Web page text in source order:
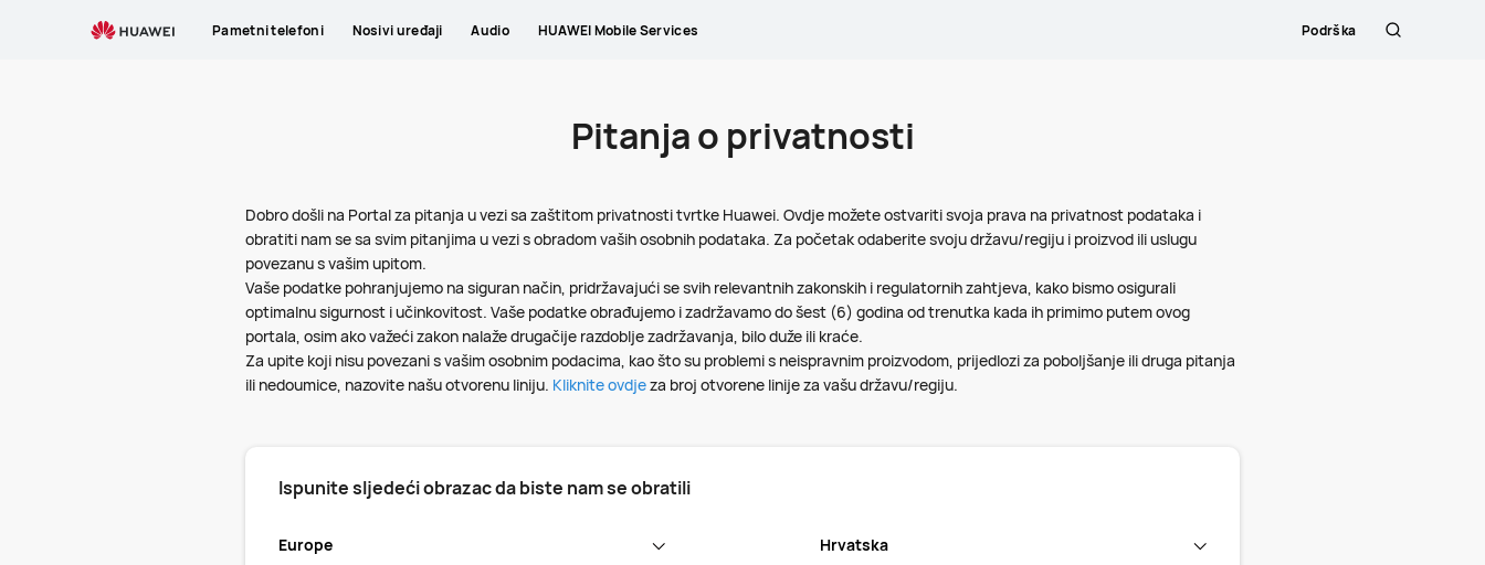
Pametni telefoni Nosivi uređaji Audio HUAWEI Mobile Services Podrška
Pitanja o privatnosti
Dobro došli na Portal za pitanja u vezi sa zaštitom privatnosti tvrtke Huawei. Ovdje možete ostvariti svoja prava na privatnost podataka i
obratiti nam se sa svim pitanjima u vezi s obradom vaših osobnih podataka. Za početak odaberite svoju državu/regiju i proizvod ili uslugu
povezanu s vašim upitom.
Vaše podatke pohranjujemo na siguran način, pridržavajući se svih relevantnih zakonskih i regulatornih zahtjeva, kako bismo osigurali
optimalnu sigurnost i učinkovitost. Vaše podatke obrađujemo i zadržavamo do šest (6) godina od trenutka kada ih primimo putem ovog
portala, osim ako važeći zakon nalaže drugačije razdoblje zadržavanja, bilo duže ili kraće.
Za upite koji nisu povezani s vašim osobnim podacima, kao što su problemi s neispravnim proizvodom, prijedlozi za poboljšanje ili druga pitanja
ili nedoumice, nazovite našu otvorenu liniju. Kliknite ovdjeza broj otvorene linije za vašu državu/regiju.
Ispunite sljedeći obrazac da biste nam se obratili
Europe Hrvatska